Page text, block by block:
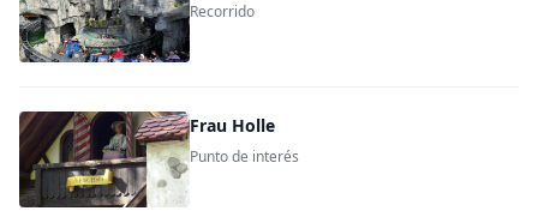
Recorrido
Frau Holle
Punto de interés